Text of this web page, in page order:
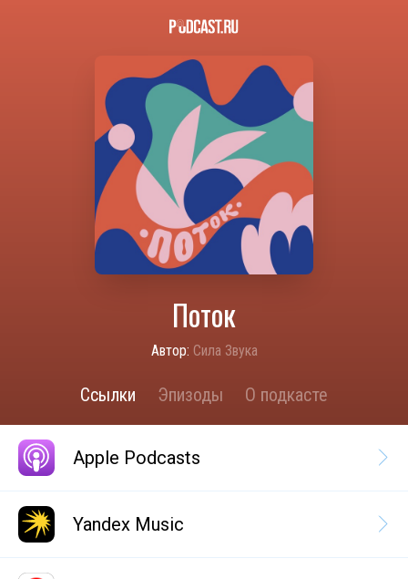
Поток
Автор: Сила Звука
Ссылки Эпизоды О подкасте
Apple Podcasts
Yandex Music